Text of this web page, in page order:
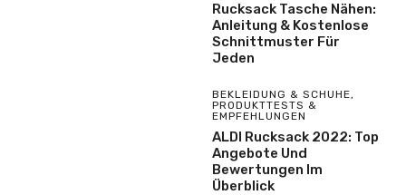
Rucksack Tasche Nähen:
Anleitung & Kostenlose
Schnittmuster Für
Jeden
BEKLEIDUNG & SCHUHE,
PRODUKTTESTS &
EMPFEHLUNGEN
ALDI Rucksack 2022: Top
Angebote Und
Bewertungen Im
Überblick